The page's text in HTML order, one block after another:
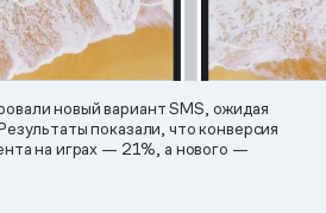
новый вариант SMS, ожидая
показали, что конверсия
на играх — 21%, а нового —